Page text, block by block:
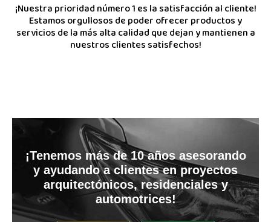
¡Nuestra prioridad número 1 es la satisfacción al cliente!
Estamos orgullosos de poder ofrecer productos y
servicios de la más alta calidad que dejan y mantienen a
nuestros clientes satisfechos!
¡Tenemos más de 10 años asesorando
y ayudando a clientes en proyectos
arquitectónicos, residenciales y
automotrices!